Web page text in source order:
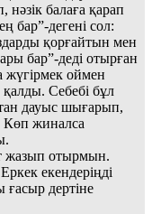
балаға қарап
бар”-дегені сол:
қорғайтын мен
бар”-деді отырған
жүгірмек оймен
Себебі бұл
дауыс шығарып,
Көп жиналса
жазып отырмын.
екендеріңді
ғасыр дертіне